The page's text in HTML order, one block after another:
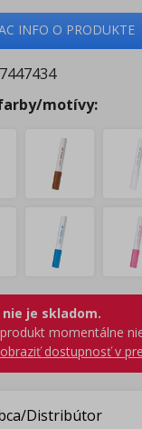
INFO O PRODUKTE
motívy:
je skladom.
momentálne
dostupnosť v
Distribútor